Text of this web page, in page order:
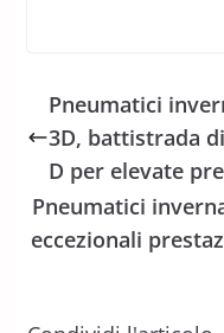
Pneumatici
3D, battistrada
D per elevate
Pneumatici
eccezionali